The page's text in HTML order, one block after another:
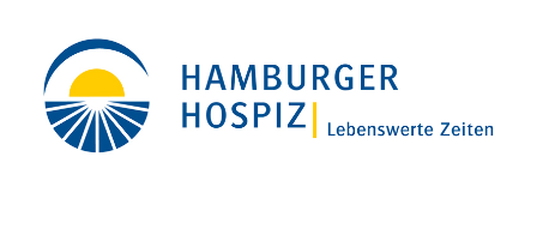
Inhalt
springen